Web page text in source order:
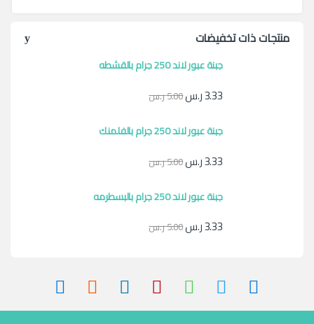
منتجات ذات تخفيضات
جبنة عبور لاند 250 جرام بالقشطه
3.33ر.س5.00ر.س
جبنة عبور لاند 250 جرام بالفلمنك
3.33ر.س5.00ر.س
جبنة عبور لاند 250 جرام بالبسطرمه
3.33ر.س5.00ر.س